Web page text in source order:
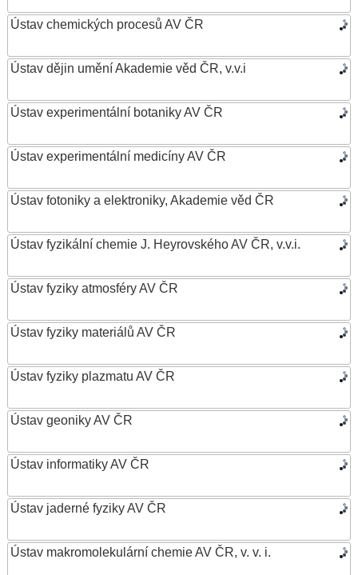
Ústav chemických procesů AV ČR
Ústav dějin umění Akademie věd ČR, v.v.i
Ústav experimentální botaniky AV ČR
Ústav experimentální medicíny AV ČR
Ústav fotoniky a elektroniky, Akademie věd ČR
Ústav fyzikální chemie J. Heyrovského AV ČR, v.v.i.
Ústav fyziky atmosféry AV ČR
Ústav fyziky materiálů AV ČR
Ústav fyziky plazmatu AV ČR
Ústav geoniky AV ČR
Ústav informatiky AV ČR
Ústav jaderné fyziky AV ČR
Ústav makromolekulární chemie AV ČR, v. v. i.